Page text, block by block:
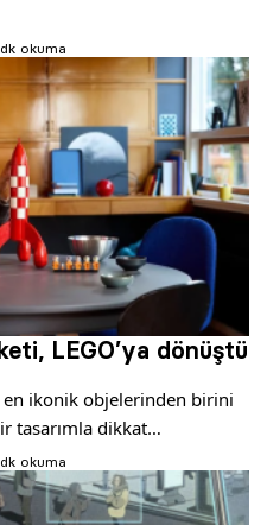
okuma
LEGO’ya dönüştü
en ikonik objelerinden birini
tasarımla dikkat…
okuma